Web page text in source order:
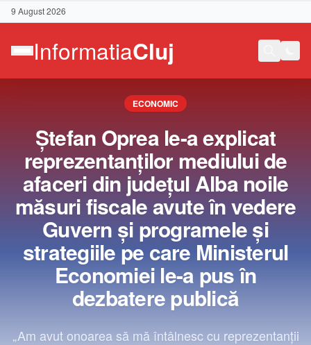
9 August 2026
Contact
ECONOMIC
Ştefan Oprea le-a explicat
reprezentanţilor mediului de
afaceri din judeţul Alba noile
măsuri fiscale avute în vedere
Guvern şi programele şi
strategiile pe care Ministerul
Economiei le-a pus în
dezbatere publică
„Am avut onoarea să mă întâlnesc cu reprezentanţii